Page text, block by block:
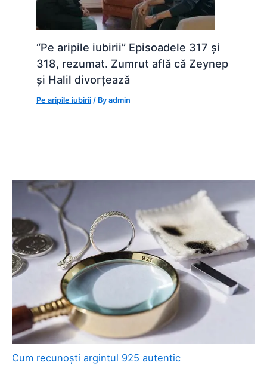
“Pe aripile iubirii” Episoadele 317 și
318, rezumat. Zumrut află că Zeynep
și Halil divorțează
Pe aripile iubirii / Byadmin
Cum recunoști argintul 925 autentic